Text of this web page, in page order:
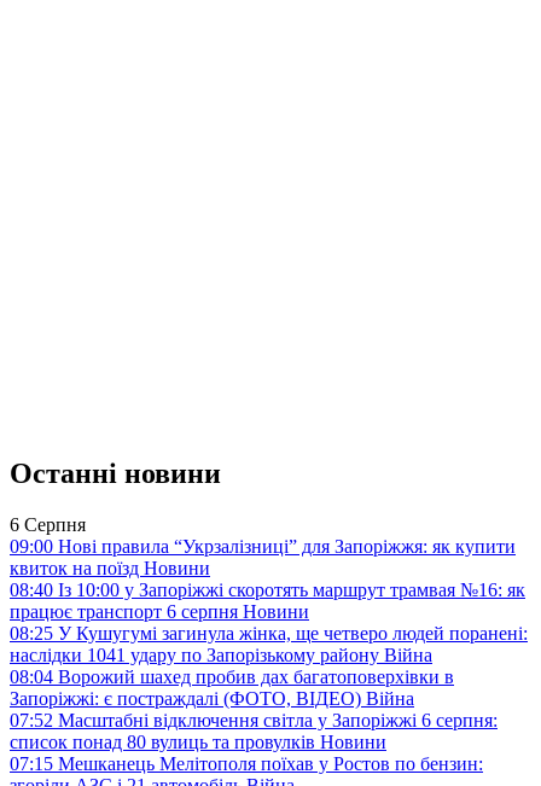
Останні новини
6 Серпня
09:00 Нові правила “Укрзалізниці” для Запоріжжя: як купити
квиток на поїзд Новини
08:40 Із 10:00 у Запоріжжі скоротять маршрут трамвая №16: як
працює транспорт 6 серпня Новини
08:25 У Кушугумі загинула жінка, ще четверо людей поранені:
наслідки 1041 удару по Запорізькому району Війна
08:04 Ворожий шахед пробив дах багатоповерхівки в
Запоріжжі: є постраждалі (ФОТО, ВІДЕО) Війна
07:52 Масштабні відключення світла у Запоріжжі 6 серпня:
список понад 80 вулиць та провулків Новини
07:15 Мешканець Мелітополя поїхав у Ростов по бензин: